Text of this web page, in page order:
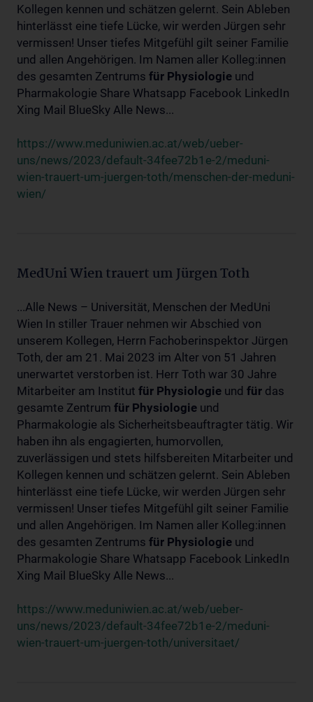
Kollegen kennen und schätzen gelernt. Sein Ableben
hinterlässt eine tiefe Lücke, wir werden Jürgen sehr
vermissen! Unser tiefes Mitgefühl gilt seiner Familie
und allen Angehörigen. Im Namen aller Kolleg:innen
des gesamten Zentrums für Physiologie und
Pharmakologie Share Whatsapp Facebook LinkedIn
Xing Mail BlueSky Alle News...
https://www.meduniwien.ac.at/web/ueber-
uns/news/2023/default-34fee72b1e-2/meduni-
wien-trauert-um-juergen-toth/menschen-der-meduni-
wien/
MedUni Wien trauert um Jürgen Toth
...Alle News – Universität, Menschen der MedUni
Wien In stiller Trauer nehmen wir Abschied von
unserem Kollegen, Herrn Fachoberinspektor Jürgen
Toth, der am 21. Mai 2023 im Alter von 51 Jahren
unerwartet verstorben ist. Herr Toth war 30 Jahre
Mitarbeiter am Institut für Physiologie und für das
gesamte Zentrum für Physiologie und
Pharmakologie als Sicherheitsbeauftragter tätig. Wir
haben ihn als engagierten, humorvollen,
zuverlässigen und stets hilfsbereiten Mitarbeiter und
Kollegen kennen und schätzen gelernt. Sein Ableben
hinterlässt eine tiefe Lücke, wir werden Jürgen sehr
vermissen! Unser tiefes Mitgefühl gilt seiner Familie
und allen Angehörigen. Im Namen aller Kolleg:innen
des gesamten Zentrums für Physiologie und
Pharmakologie Share Whatsapp Facebook LinkedIn
Xing Mail BlueSky Alle News...
https://www.meduniwien.ac.at/web/ueber-
uns/news/2023/default-34fee72b1e-2/meduni-
wien-trauert-um-juergen-toth/universitaet/